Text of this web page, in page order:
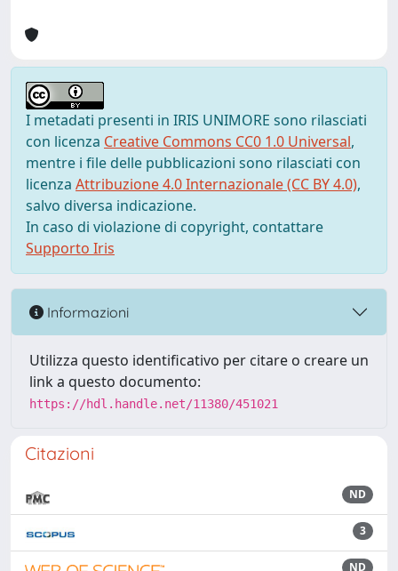
I metadati presenti in IRIS UNIMORE sono rilasciati
con licenza Creative Commons CC0 1.0 Universal,
mentre i file delle pubblicazioni sono rilasciati con
licenza Attribuzione 4.0 Internazionale (CC BY 4.0),
salvo diversa indicazione.
In caso di violazione di copyright, contattare
Supporto Iris
Informazioni
Utilizza questo identificativo per citare o creare un
link a questo documento:
https://hdl.handle.net/11380/451021
Citazioni
ND
3
ND